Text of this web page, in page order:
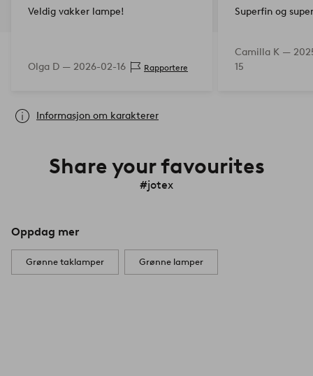
Veldig vakker lampe!
Olga D — 2026-02-16 Rapportere
Superfin og
Camilla K —
15
Informasjon om karakterer
Share your favourites
#jotex
Oppdag mer
Grønne taklamper Grønne lamper